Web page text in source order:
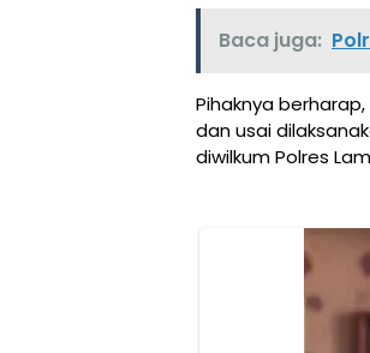
Baca juga:
Pihaknya
dan usai
diwilkum Polres